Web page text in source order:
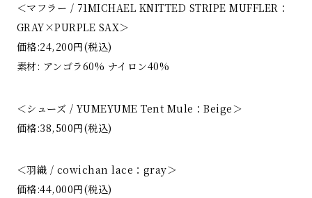
＜マフラー / 71MICHAEL KNITTED STRIPE MUFFLER：
GRAY×PURPLE SAX＞
価格:24,200円(税込)
素材: アンゴラ60% ナイロン40%
＜シューズ / YUMEYUME Tent Mule：Beige＞
価格:38,500円(税込)
＜羽織 / cowichan lace：gray＞
価格:44,000円(税込)